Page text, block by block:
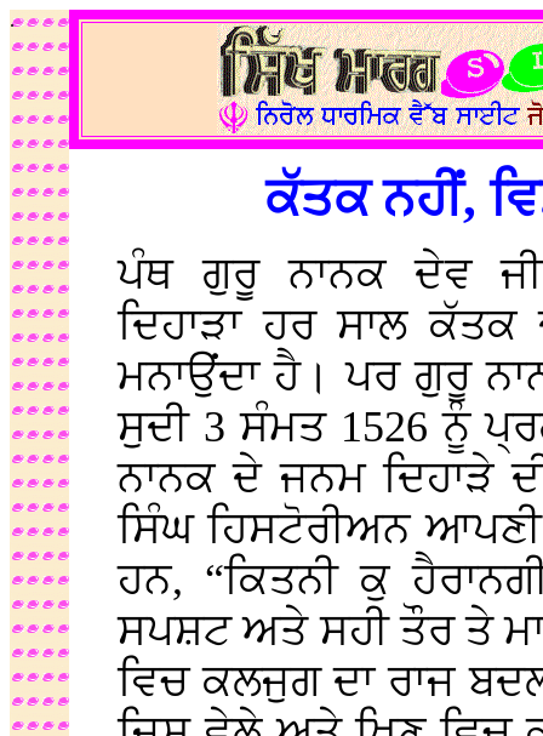
.
ਕੱਤਕ ਨਹੀਂ,
ਪੰਥ ਗੁਰੂ ਨਾਨਕ ਦੇਵ
ਦਿਹਾੜਾ ਹਰ ਸਾਲ
ਮਨਾਉਂਦਾ ਹੈ। ਪਰ ਗੁਰੂ
ਸੁਦੀ 3 ਸੰਮਤ 1526 ਨੂੰ
ਨਾਨਕ ਦੇ ਜਨਮ ਦਿਹਾੜੇ
ਸਿੰਘ ਹਿਸਟੋਰੀਅਨ
ਹਨ, “ਕਿਤਨੀ ਕੁ
ਸਪਸ਼ਟ ਅਤੇ ਸਹੀ ਤੌਰ ਤੇ
ਵਿਚ ਕਲਜੁਗ ਦਾ ਰਾਜ